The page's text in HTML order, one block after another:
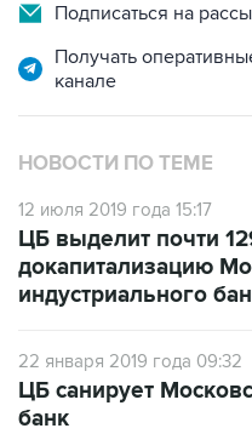
Подписаться на
Получать
канале
НОВОСТИ ПО ТЕМЕ
12 июля 2019 года 15:17
ЦБ выделит почти
докапитализацию
индустриального
22 января 2019 года 09:32
ЦБ санирует
банк